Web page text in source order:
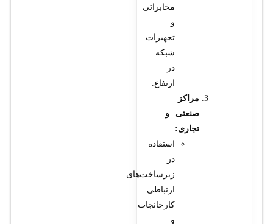
مخابراتی
و
تجهیزات
شبکه
در
ارتفاع.
مراکز
صنعتی و
تجاری:
استفاده
در
زیرساخت‌های
ارتباطی
کارخانجات
و